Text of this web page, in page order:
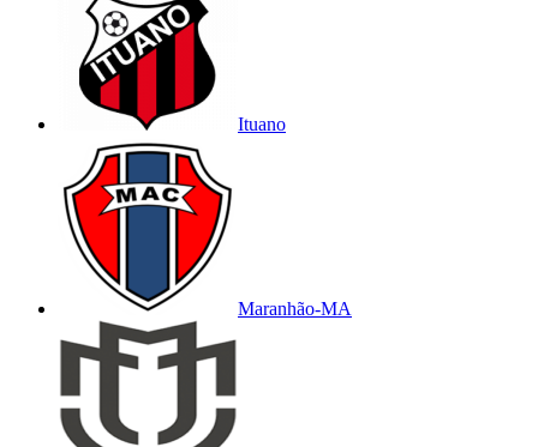
Ituano
Maranhão-MA